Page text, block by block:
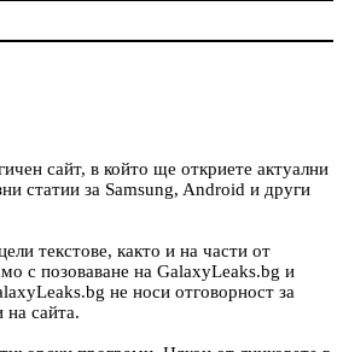
сайт, в който ще откриете актуални
статии за Samsung, Android и други
текстове, както и на части от
с позоваване на GalaxyLeaks.bg и
не носи отговорност за
на сайта.